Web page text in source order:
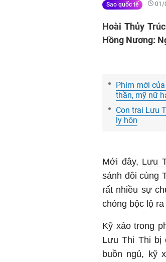
Sao quốc tế 01/
Hoài Thủy
Hồng Nương:
Phim mới
thần, mỹ nữ
Con trai Lưu
ly hôn
Mới đây, Lưu
sánh đôi cùng
rất nhiều sự
chóng bộc lộ
Kỹ xảo trong
Lưu Thi Thi bị
buồn ngủ, kỹ